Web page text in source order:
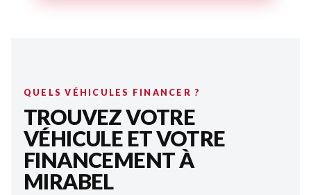
QUELS VÉHICULES FINANCER ?
TROUVEZ VOTRE
VÉHICULE ET VOTRE
FINANCEMENT À
MIRABEL